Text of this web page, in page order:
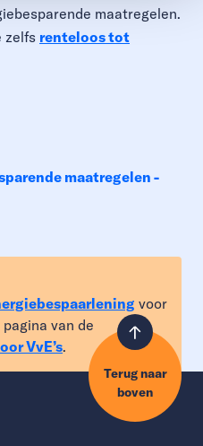
maatregelen.
zelfs renteloos tot
maatregelen -
voor
van de
VvE’s.
Terug naar
boven